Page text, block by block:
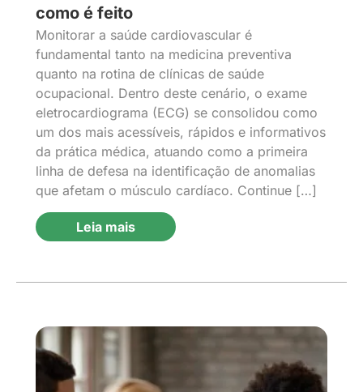
como é feito
Monitorar a saúde cardiovascular é
fundamental tanto na medicina preventiva
quanto na rotina de clínicas de saúde
ocupacional. Dentro deste cenário, o exame
eletrocardiograma (ECG) se consolidou como
um dos mais acessíveis, rápidos e informativos
da prática médica, atuando como a primeira
linha de defesa na identificação de anomalias
que afetam o músculo cardíaco. Continue […]
Leia mais